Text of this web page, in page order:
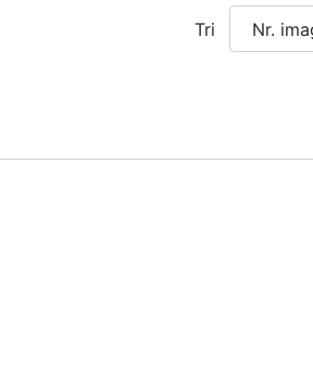
Tri